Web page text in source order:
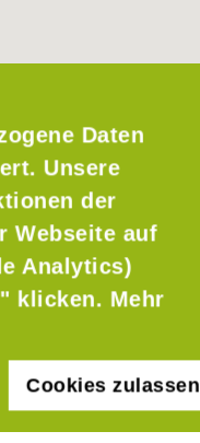
Daten
Unsere
der
Webseite auf
Analytics)
klicken. Mehr
Cookies zulassen